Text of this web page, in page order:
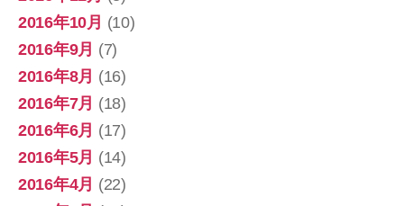
2016年10月 (10)
2016年9月 (7)
2016年8月 (16)
2016年7月 (18)
2016年6月 (17)
2016年5月 (14)
2016年4月 (22)